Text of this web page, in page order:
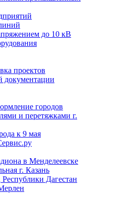
до 10 кВ
проектов
документации
городов
и перетяжками г.
к 9 мая
в Менделеевске
г. Казань
Дагестан